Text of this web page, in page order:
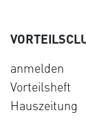
anmelden
Vorteilsheft
Hauszeitung